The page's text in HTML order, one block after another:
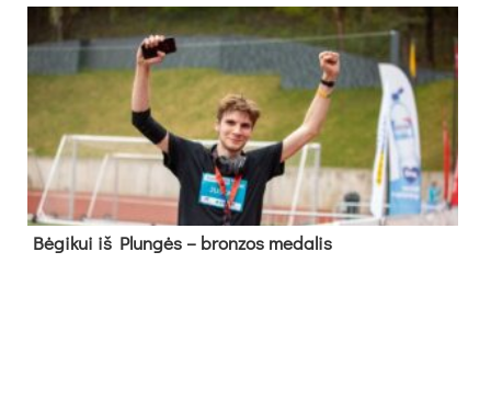
Bė­gi­kui iš Plun­gės – bron­zos me­da­lis